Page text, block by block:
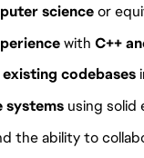
scienceor
with C++
codebases
systems using solid
the ability to